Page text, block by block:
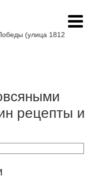
(улица 1812
рецепты и